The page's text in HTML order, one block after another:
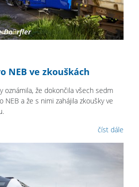
NEB ve zkouškách
oznámila, že dokončila všech sedm
NEB a že s nimi zahájila zkoušky ve
číst dále